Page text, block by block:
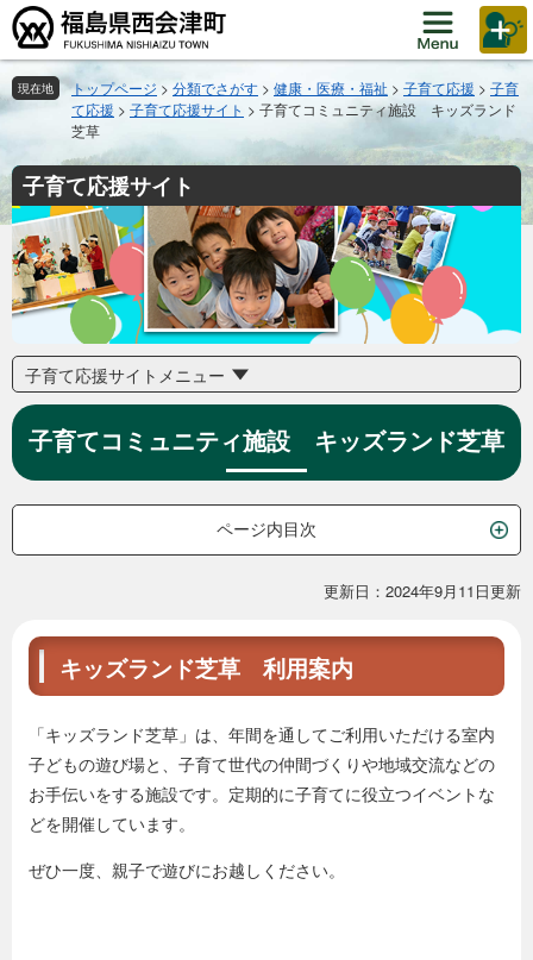
ペ
ー
ジ
の
先
頭
で
す。
メ
ニ
ュ
ー
を
飛
ば
し
て
文
現在地 トップページ > 分類でさがす > 健康・医療・福祉 > 子育て応援 > 子育
て応援 > 子育て応援サイト > 子育てコミュニティ施設 キッズランド
芝草
子育て応援サイト
子育て応援サイトメニュー
子育てコミュニティ施設 キッズランド芝草
ページ内目次
更新日：2024年9月11日更新
キッズランド芝草 利用案内
「キッズランド芝草」は、年間を通してご利用いただける室内
子どもの遊び場と、子育て世代の仲間づくりや地域交流などの
お手伝いをする施設です。定期的に子育てに役立つイベントな
どを開催しています。
ぜひ一度、親子で遊びにお越しください。